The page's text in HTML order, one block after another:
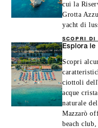
cui la
Grotta
yacht di
SCOPRI DI
Esplora le
Scopri
ciottoli
acque
naturale
Mazzarò
beach